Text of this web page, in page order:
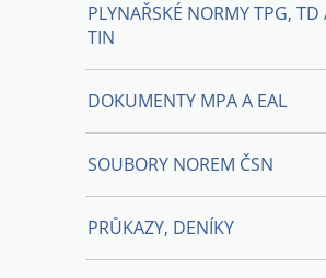
PLYNAŘSKÉ NORMY TPG, TD
TIN
DOKUMENTY MPA A EAL
SOUBORY NOREM ČSN
PRŮKAZY, DENÍKY